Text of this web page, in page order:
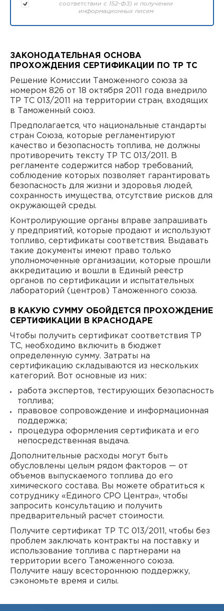
соответствии с 152-ФЗ) и получении
информационных писем
ЗАКОНОДАТЕЛЬНАЯ ОСНОВА
ПРОХОЖДЕНИЯ СЕРТИФИКАЦИИ ПО ТР ТС
Решение Комиссии Таможенного союза за
номером 826 от 18 октября 2011 года внедрило
ТР ТС 013/2011 на территории стран, входящих
в Таможенный союз.
Предполагается, что национальные стандарты
стран Союза, которые регламентируют
качество и безопасность топлива, не должны
противоречить тексту ТР ТС 013/2011. В
регламенте содержится набор требований,
соблюдение которых позволяет гарантировать
безопасность для жизни и здоровья людей,
сохранность имущества, отсутствие рисков для
окружающей среды.
Контролирующие органы вправе запрашивать
у предприятий, которые продают и используют
топливо, сертификаты соответствия. Выдавать
такие документы имеют право только
уполномоченные организации, которые прошли
аккредитацию и вошли в Единый реестр
органов по сертификации и испытательных
лабораторий (центров) Таможенного союза.
В КАКУЮ СУММУ ОБОЙДЕТСЯ ПРОХОЖДЕНИЕ
СЕРТИФИКАЦИИ В КРАСНОДАРЕ
Чтобы получить сертификат соответствия ТР
ТС, необходимо включить в бюджет
определенную сумму. Затраты на
сертификацию складываются из нескольких
категорий. Вот основные из них:
работа экспертов, тестирующих безопасность
топлива;
правовое сопровождение и информационная
поддержка;
процедура оформления сертификата и его
непосредственная выдача.
Дополнительные расходы могут быть
обусловлены целым рядом факторов — от
объемов выпускаемого топлива до его
химического состава. Вы можете обратиться к
сотруднику «Единого СРО Центра», чтобы
запросить консультацию и получить
предварительный расчет стоимости.
Получите сертификат ТР ТС 013/2011, чтобы без
проблем заключать контракты на поставку и
использование топлива с партнерами на
территории всего Таможенного союза.
Получите нашу всестороннюю поддержку,
сэкономьте время и силы.